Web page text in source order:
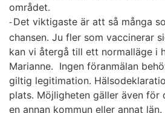
området.
-Det viktigaste är att så många
chansen. Ju fler som vaccinerar
kan vi återgå till ett normalläge i
Marianne. Ingen föranmälan
giltig legitimation.
plats. Möjligheten gäller även för
en annan kommun eller annat län.